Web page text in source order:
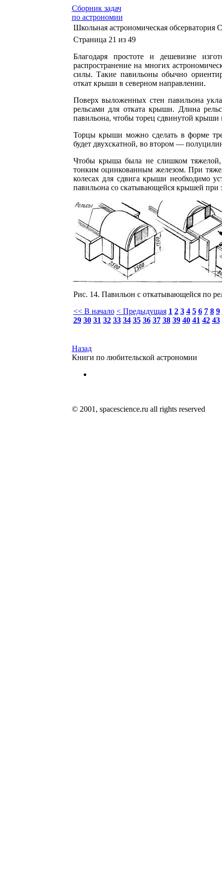
Сборник задач
по астрономии
Школьная астрономическая обсерватория
Страница 21 из 49
Благодаря простоте и дешевизне
распространение на многих
силы. Такие павильоны обычно
откат крыши в северном направлении.
Поверх выложенных стен павильона
рельсами для отката крыши. Длина
павильона, чтобы торец сдвинутой крыши
Торцы крыши можно сделать в форме
будет двухскатной, во втором —
Чтобы крыша была не слишком тяжелой,
тонким оцинкованным железом. При
колесах для сдвига крыши необходимо
павильона со скатывающейся крышей
Рис. 14. Павильон с откатывающейся по
<< В начало < Предыдущая 1 2 3 4 5 6 7 8 9
29 30 31 32 33 34 35 36 37 38 39 40 41 42 43
Назад
Книги по любительской астрономии
© 2001, spacescience.ru all rights reserved